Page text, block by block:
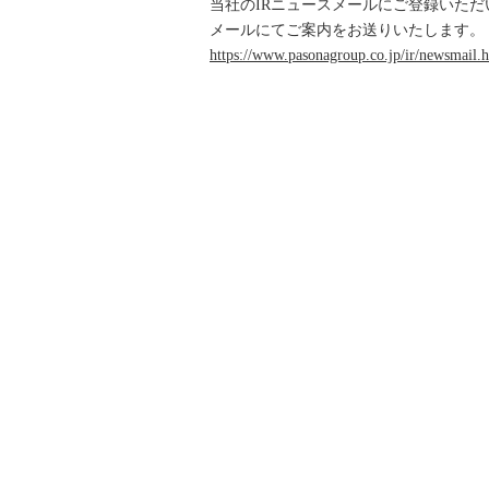
当社のIRニュースメールにご登録いた
メールにてご案内をお送りいたします。
https://www.pasonagroup.co.jp/ir/